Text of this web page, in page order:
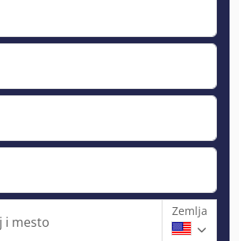
i mesto
Zemlja